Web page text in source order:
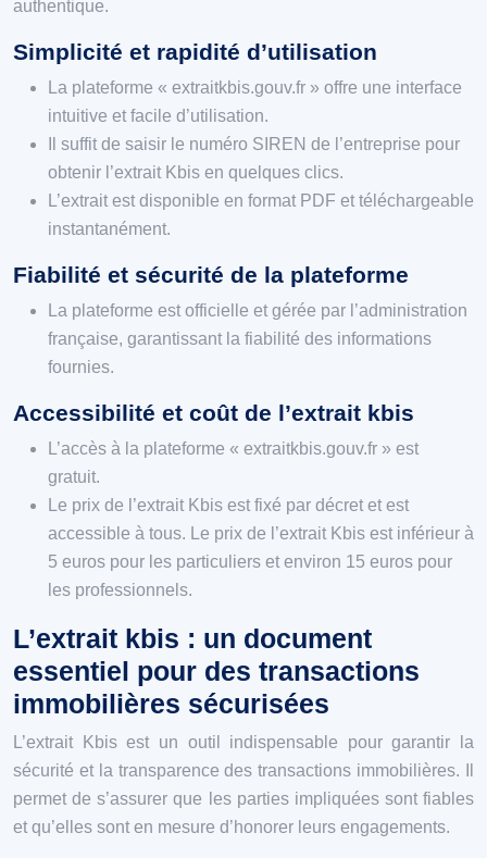
authentique.
Simplicité et rapidité d’utilisation
La plateforme « extraitkbis.gouv.fr » offre une interface
intuitive et facile d’utilisation.
Il suffit de saisir le numéro SIREN de l’entreprise pour
obtenir l’extrait Kbis en quelques clics.
L’extrait est disponible en format PDF et téléchargeable
instantanément.
Fiabilité et sécurité de la plateforme
La plateforme est officielle et gérée par l’administration
française, garantissant la fiabilité des informations
fournies.
Accessibilité et coût de l’extrait kbis
L’accès à la plateforme « extraitkbis.gouv.fr » est
gratuit.
Le prix de l’extrait Kbis est fixé par décret et est
accessible à tous. Le prix de l’extrait Kbis est inférieur à
5 euros pour les particuliers et environ 15 euros pour
les professionnels.
L’extrait kbis : un document
essentiel pour des transactions
immobilières sécurisées
L’extrait Kbis est un outil indispensable pour garantir la
sécurité et la transparence des transactions immobilières. Il
permet de s’assurer que les parties impliquées sont fiables
et qu’elles sont en mesure d’honorer leurs engagements.